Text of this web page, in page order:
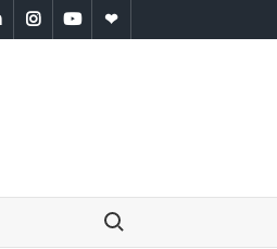
linkedininstagramyoutubeWhatsApp
Search for: